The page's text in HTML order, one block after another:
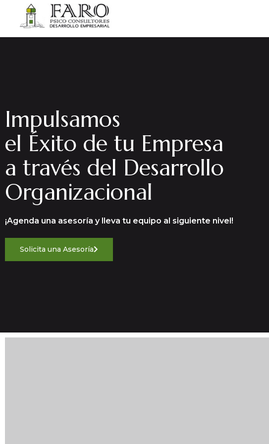
Impulsamos
el Éxito de tu Empresa
a través del Desarrollo
Organizacional
¡Agenda una asesoría y lleva tu equipo al siguiente nivel!
Solicita una Asesoría